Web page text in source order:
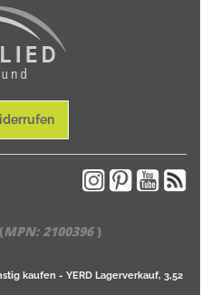
MPN:2100396)
kaufen - YERD Lagerverkauf, 3,52